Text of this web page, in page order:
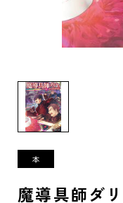
魔導具師ダ